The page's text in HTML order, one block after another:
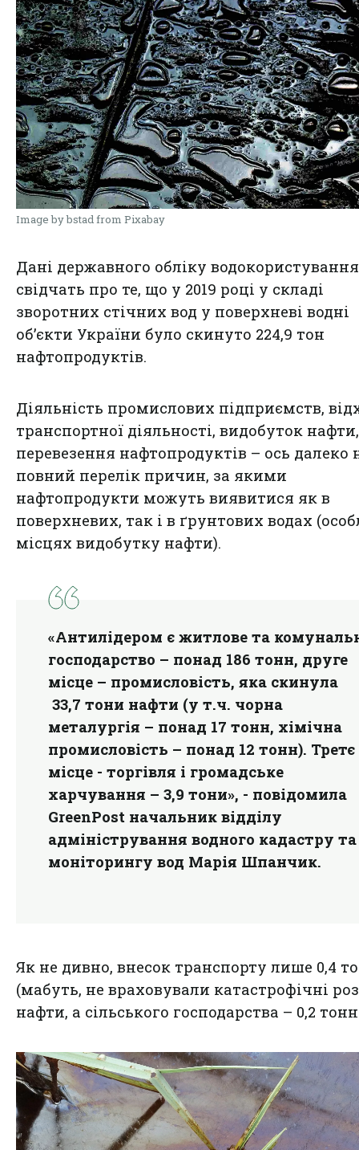
Image by bstad from Pixabay
Дані державного обліку водокористування
свідчать про те, що у 2019 році у складі
зворотних стічних вод у поверхневі водні
об’єкти України було скинуто 224,9 тон
нафтопродуктів.
Діяльність промислових підприємств,
транспортної діяльності, видобуток нафти,
перевезення нафтопродуктів – ось далеко
повний перелік причин, за якими
нафтопродукти можуть виявитися як в
поверхневих, так і в ґрунтових водах
місцях видобутку нафти).
«Антилідером є житлове та
господарство – понад 186 тонн, друге
місце – промисловість, яка скинула
33,7 тони нафти (у т.ч. чорна
металургія – понад 17 тонн, хімічна
промисловість – понад 12 тонн). Третє
місце - торгівля і громадське
харчування – 3,9 тони», - повідомила
GreenPost начальник відділу
адміністрування водного кадастру та
моніторингу вод Марія Шпанчик.
Як не дивно, внесок транспорту лише 0,4
(мабуть, не враховували катастрофічні
нафти, а сільського господарства – 0,2